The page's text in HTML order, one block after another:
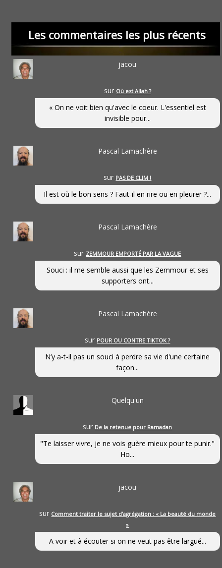
Les commentaires les plus récents
jacou
sur Où est Allah ?
« On ne voit bien qu'avec le coeur. L'essentiel est
invisible pour...
Pascal Lamachère
sur PAS DE CLIM !
Il est où le bon sens ? Faut-il en rire ou en pleurer ?...
Pascal Lamachère
sur ZEMMOUR EMPORTÉ PAR LA VAGUE
Souci : il me semble aussi que les Zemmour et ses
supporters ont...
Pascal Lamachère
sur POUR OU CONTRE TIKTOK ?
N’y a-t-il pas un souci à perdre sa vie d'une certaine
façon...
Quelqu'un
sur De la retenue pour Ramadan
"Te laisser vivre, je ne vois guère mieux pour te punir."
Ho...
jacou
sur Comment traiter le sujet d’agrégation : « La beauté du monde
»
A voir et à écouter si on ne veut pas être largué...